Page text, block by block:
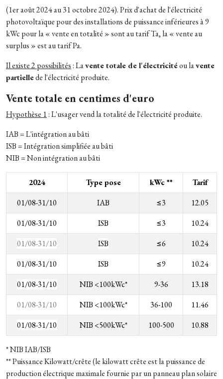
(1er août 2024 au 31 octobre 2024). Prix d'achat de l'électricité
photovoltaïque pour des installations de puissance inférieures à 9
kWc pour la « vente en totalité » sont au tarif Ta, la « vente au
surplus » est au tarif Pa.
Il existe 2 possibilités: Lavente totale de l'électricitéou lavente
partiellede l'électricité produite.
Vente totale en centimes d'euro
Hypothèse 1: L'usager vend la totalité de l'électricité produite.
IAB = L'intégration au bâti
ISB = Intégration simplifiée au bâti
NIB = Non intégration au bâti
2024 Type pose kWc **
Tarif
01/08-31/10
IAB ≤3
12.05
01/08-31/10
ISB ≤3
10.24
01/08-31/10
ISB ≤6
10.24
01/08-31/10
ISB ≤9
10.24
01/08-31/10
NIB <100kWc* 9-36
13.18
01/08-31/10
NIB <100kWc* 36-100
11.46
01/08-31/10
NIB <500kWc* 100-500 10.88
* NIB IAB/ISB
** Puissance Kilowatt/crête (le kilowatt crête est la puissance de
production électrique maximale fournie par un panneau plan solaire